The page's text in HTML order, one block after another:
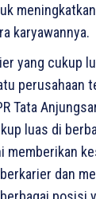
karyawannya.
yang cukup
perusahaan
Tata
luas di
memberikan
dan